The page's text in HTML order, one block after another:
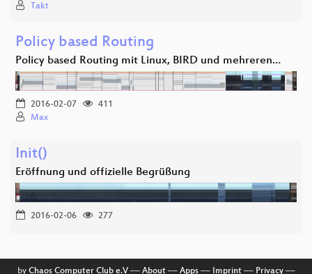
Takt
Policy based Routing
Policy based Routing mit Linux, BIRD und mehreren…
2016-02-07
411
Max
Init()
Eröffnung und offizielle Begrüßung
2016-02-06 277
by Chaos Computer Club e.V–– About–– Apps–– Imprint–– Privacy––